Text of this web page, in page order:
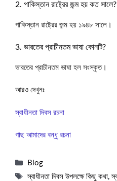
2. পাকিস্তান রাষ্ট্রের জন্ম হয় কত সালে?
পাকিস্তান রাষ্ট্রের জন্ম হয় ১৯৪৮ সালে।
3. ভারতের প্রাচীনতম ভাষা কোনটি?
ভারতের প্রাচীনতম ভাষা হল সংস্কৃত।
আরও দেখুনঃ
স্বাধীনতা দিবস রচনা
গাছ আমাদের বন্ধু রচনা
Categories
Blog
Tags
স্বাধীনতা দিবস উপলক্ষে কিছু কথা,